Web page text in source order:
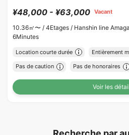
¥48,000 - ¥63,000 Vacant
10.36㎡〜 / 4Etages / Hanshin line
6Minutes
Location courte durée Entièrement
Pas de caution Pas de honoraires
Voir les